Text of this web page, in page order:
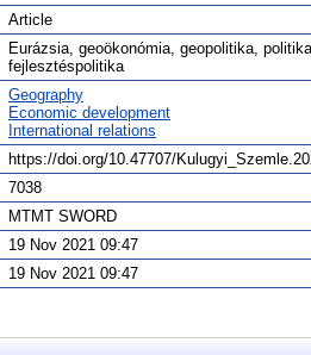
Article
Eurázsia, geoökonómia, geopolitika,
fejlesztéspolitika
Geography
Economic development
International relations
https://doi.org/10.47707/
7038
MTMT SWORD
19 Nov 2021 09:47
19 Nov 2021 09:47